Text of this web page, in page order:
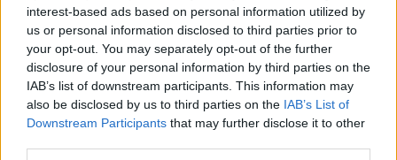
interest-based ads based on personal information utilized by
us or personal information disclosed to third parties prior to
your opt-out. You may separately opt-out of the further
disclosure of your personal information by third parties on the
IAB’s list of downstream participants. This information may
also be disclosed by us to third parties on the IAB’s List of
Downstream Participants that may further disclose it to other
Űripari együttműködésről
állapodott meg a 4iG és az
amerikai az Axiom Space
Üzleti adatfelhővel növeli a
vállalati AI erejét az SAP